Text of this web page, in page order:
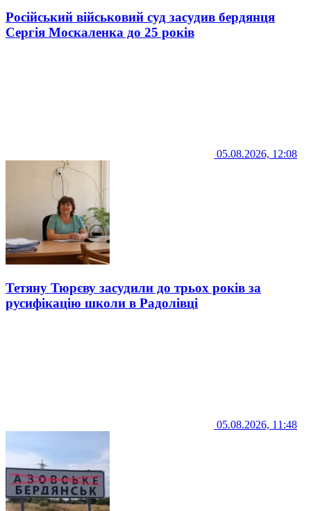
Російський військовий суд засудив бердянця
Сергія Москаленка до 25 років
05.08.2026, 12:08
Тетяну Тюрєву засудили до трьох років за
русифікацію школи в Радолівці
05.08.2026, 11:48